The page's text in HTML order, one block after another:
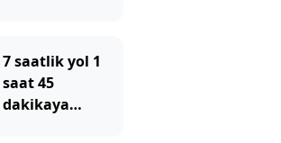
7 saatlik yol 1
saat 45
dakikaya